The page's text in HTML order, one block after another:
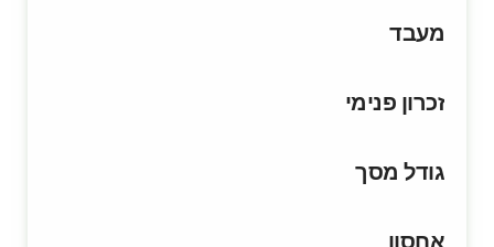
מעבד
זכרון פנימי
גודל מסך
אחסון